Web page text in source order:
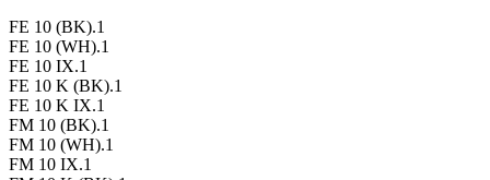
FE 10 (BK).1
FE 10 (WH).1
FE 10 IX.1
FE 10 K (BK).1
FE 10 K IX.1
FM 10 (BK).1
FM 10 (WH).1
FM 10 IX.1